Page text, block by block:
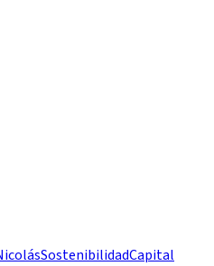
SostenibilidadCapital